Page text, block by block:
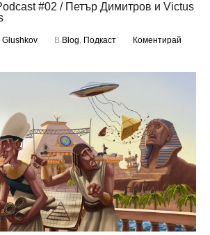
#02 / Петър Димитров и Victus
Glushkov В Blog, Подкаст
Коментирай